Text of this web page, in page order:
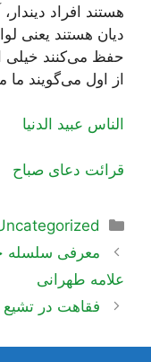
هستند افراد
دیان هستند یعنی
حفظ می‌کنند خیلی
از اول می‌گویند ما
الناس عبيد الدنيا
قرائت دعای صباح
دسته‌ها
ناوبری
نوشته‌ها
معرفی سلسله
علامه طهرانی
فقاهت در تشیع